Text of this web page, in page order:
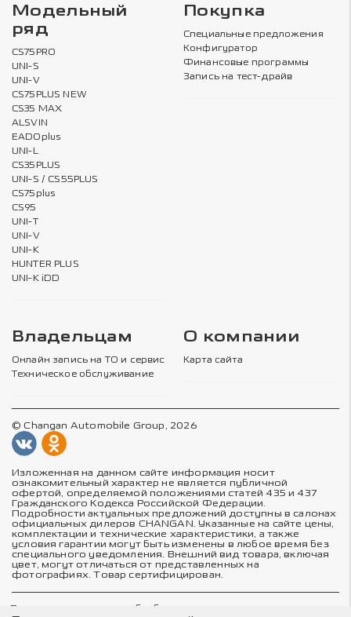
Модельный
ряд
CS75PRO
UNI-S
UNI-V
CS75PLUS NEW
CS35 MAX
ALSVIN
EADOplus
UNI-L
CS35PLUS
UNI-S / CS55PLUS
CS75plus
CS95
UNI-T
UNI-V
UNI-K
HUNTER PLUS
UNI-K iDD
Покупка
Специальные предложения
Конфигуратор
Финансовые программы
Запись на тест-драйв
Владельцам
Онлайн запись на ТО и сервис
Техническое обслуживание
О компании
Карта сайта
© Changan Automobile Group, 2026
Изложенная на данном сайте информация носит
ознакомительный характер не является публичной
офертой, определяемой положениями статей 435 и 437
Гражданского Кодекса Российской Федерации.
Подробности актуальных предложений доступны в салонах
официальных дилеров CHANGAN. Указанные на сайте цены,
комплектации и технические характеристики, а также
условия гарантии могут быть изменены в любое время без
специального уведомления. Внешний вид товара, включая
цвет, могут отличаться от представленных на
фотографиях. Товар сертифицирован.
Политика в отношении обработки персональных данных